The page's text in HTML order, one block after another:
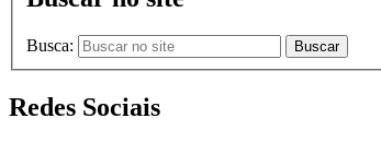
Busca: Buscar
Redes Sociais